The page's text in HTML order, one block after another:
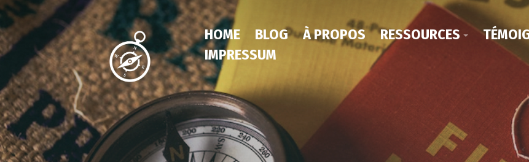
HOME BLOG À PROPOS RESSOURCES
IMPRESSUM